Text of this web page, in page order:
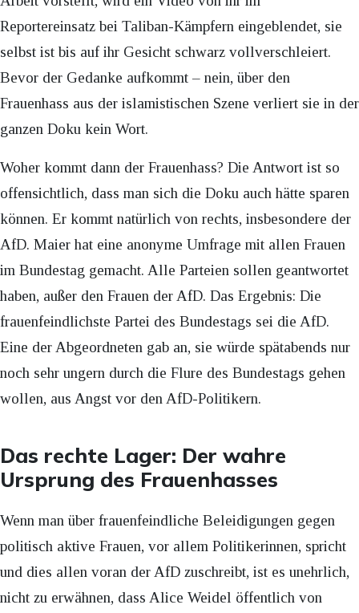
Reportereinsatz bei Taliban-Kämpfern eingeblendet, sie
selbst ist bis auf ihr Gesicht schwarz vollverschleiert.
Bevor der Gedanke aufkommt – nein, über den
Frauenhass aus der islamistischen Szene verliert sie in der
ganzen Doku kein Wort.
Woher kommt dann der Frauenhass? Die Antwort ist so
offensichtlich, dass man sich die Doku auch hätte sparen
können. Er kommt natürlich von rechts, insbesondere der
AfD. Maier hat eine anonyme Umfrage mit allen Frauen
im Bundestag gemacht. Alle Parteien sollen geantwortet
haben, außer den Frauen der AfD. Das Ergebnis: Die
frauenfeindlichste Partei des Bundestags sei die AfD.
Eine der Abgeordneten gab an, sie würde spätabends nur
noch sehr ungern durch die Flure des Bundestags gehen
wollen, aus Angst vor den AfD-Politikern.
Das rechte Lager: Der wahre
Ursprung des Frauenhasses
Wenn man über frauenfeindliche Beleidigungen gegen
politisch aktive Frauen, vor allem Politikerinnen, spricht
und dies allen voran der AfD zuschreibt, ist es unehrlich,
nicht zu erwähnen, dass Alice Weidel öffentlich von